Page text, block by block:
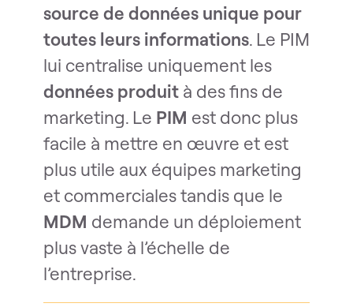
source de données unique pour
toutes leurs informations. Le PIM
lui centralise uniquement les
données produit à des fins de
marketing. Le PIM est donc plus
facile à mettre en œuvre et est
plus utile aux équipes marketing
et commerciales tandis que le
MDM demande un déploiement
plus vaste à l’échelle de
l’entreprise.